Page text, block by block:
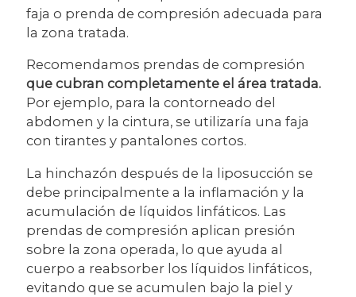
faja o prenda de compresión adecuada para
la zona tratada.
Recomendamos prendas de compresión
que cubran completamente el área tratada.
Por ejemplo, para la contorneado del
abdomen y la cintura, se utilizaría una faja
con tirantes y pantalones cortos.
La hinchazón después de la liposucción se
debe principalmente a la inflamación y la
acumulación de líquidos linfáticos. Las
prendas de compresión aplican presión
sobre la zona operada, lo que ayuda al
cuerpo a reabsorber los líquidos linfáticos,
evitando que se acumulen bajo la piel y